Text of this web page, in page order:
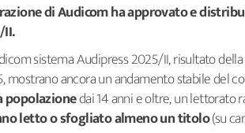
di Audicom ha approvato e
sistema Audipress 2025/II, risultato
ancora un andamento stabile del
popolazionedai 14 anni e oltre, un lettorato
letto o sfogliato almeno un titolo(su